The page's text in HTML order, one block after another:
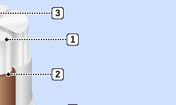
3
1
2